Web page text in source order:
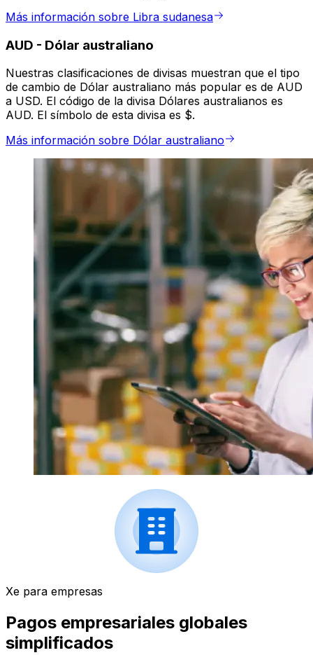
Más información sobre Libra sudanesa
AUD - Dólar australiano
Nuestras clasificaciones de divisas muestran que el tipo
de cambio de Dólar australiano más popular es de AUD
a USD. El código de la divisa Dólares australianos es
AUD. El símbolo de esta divisa es $.
Más información sobre Dólar australiano
Xe para empresas
Pagos empresariales globales
simplificados